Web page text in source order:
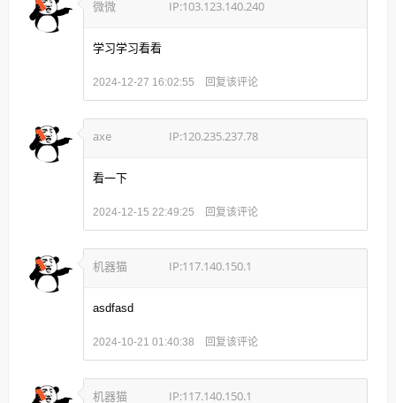
微微 IP:103.123.140.240
学习学习看看
2024-12-27 16:02:55 回复该评论
axe IP:120.235.237.78
看一下
2024-12-15 22:49:25 回复该评论
机器猫 IP:117.140.150.1
asdfasd
2024-10-21 01:40:38 回复该评论
机器猫 IP:117.140.150.1